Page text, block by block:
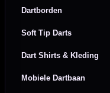
Dartborden
Soft Tip Darts
Dart Shirts & Kleding
Mobiele Dartbaan